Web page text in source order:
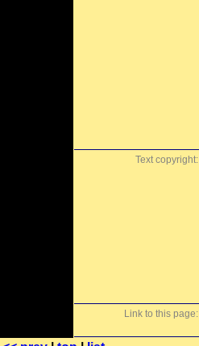
Text copyright:
Link to this page: